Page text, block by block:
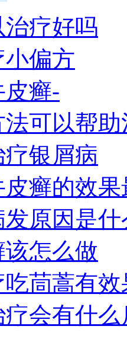
疗好吗
偏方
癣-
可以帮助
银屑病
癣的效果
原因是什
怎么做
茼蒿有效
会有什么